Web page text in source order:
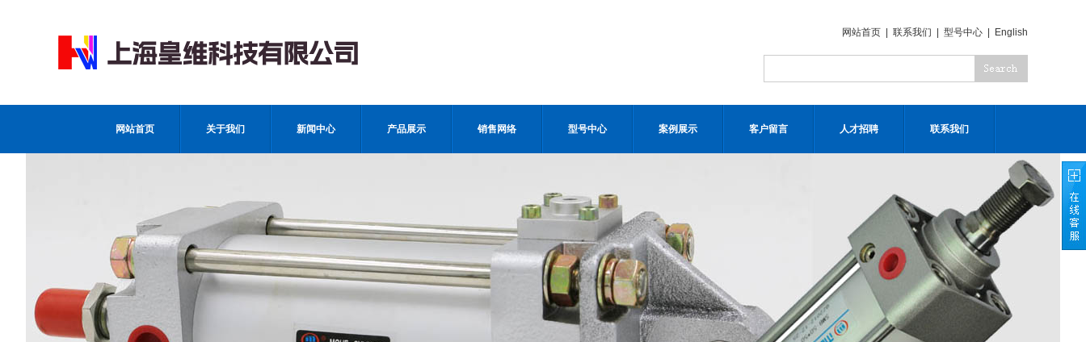
网站首页 联系我们 型号中心 English
网站首页 关于我们 新闻中心 产品展示 销售网络 型号中心 案例展示 客户留言 人才招聘 联系我们